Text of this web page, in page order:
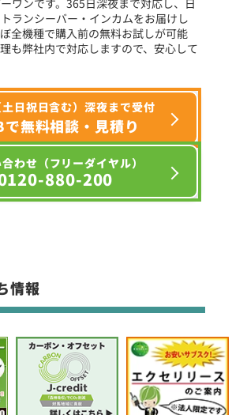
ランシーバー・インカムをお届けし
全機種で購入前の無料お試しが可能
も弊社内で対応しますので、安心して
日祝日含む）深夜まで受付
で無料相談・見積り
わせ（フリーダイヤル）
880-200
情報